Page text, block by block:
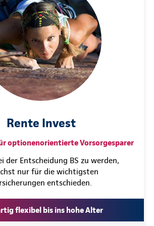
Rente Invest
optionenorientierte Vorsorgesparer
der Entscheidung BS zu werden,
nur für die wichtigsten
entschieden.
flexibel bis ins hohe Alter